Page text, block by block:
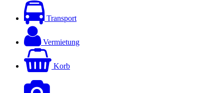
Transport
Vermietung
Korb